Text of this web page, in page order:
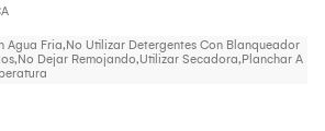
Agua Fria,No Utilizar Detergentes Con Blanqueador
Dejar Remojando,Utilizar Secadora,Planchar A